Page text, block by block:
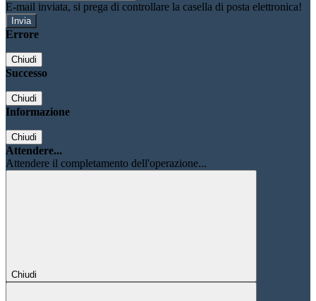
E-mail inviata, si prega di controllare la casella di posta elettronica!
Errore
Chiudi
Successo
Chiudi
Informazione
Chiudi
Attendere...
Attendere il completamento dell'operazione...
Chiudi